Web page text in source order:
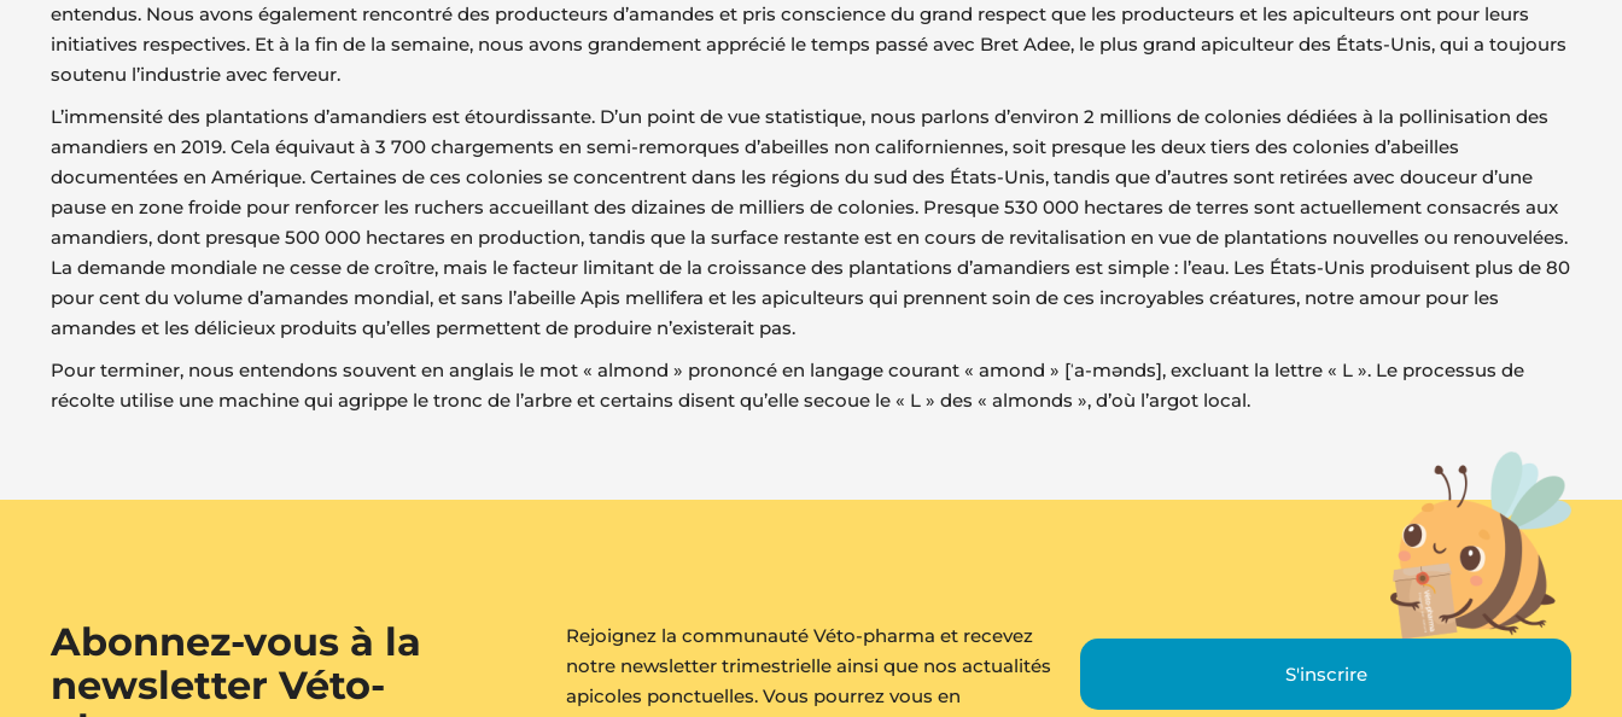
entendus. Nous avons également rencontré des producteurs d’amandes et pris conscience du grand respect que les producteurs et les apiculteurs ont pour leurs
initiatives respectives. Et à la fin de la semaine, nous avons grandement apprécié le temps passé avec Bret Adee, le plus grand apiculteur des États-Unis, qui a toujours
soutenu l’industrie avec ferveur.
L’immensité des plantations d’amandiers est étourdissante. D’un point de vue statistique, nous parlons d’environ 2 millions de colonies dédiées à la pollinisation des
amandiers en 2019. Cela équivaut à 3 700 chargements en semi-remorques d’abeilles non californiennes, soit presque les deux tiers des colonies d’abeilles
documentées en Amérique. Certaines de ces colonies se concentrent dans les régions du sud des États-Unis, tandis que d’autres sont retirées avec douceur d’une
pause en zone froide pour renforcer les ruchers accueillant des dizaines de milliers de colonies. Presque 530 000 hectares de terres sont actuellement consacrés aux
amandiers, dont presque 500 000 hectares en production, tandis que la surface restante est en cours de revitalisation en vue de plantations nouvelles ou renouvelées.
La demande mondiale ne cesse de croître, mais le facteur limitant de la croissance des plantations d’amandiers est simple : l’eau. Les États-Unis produisent plus de 80
pour cent du volume d’amandes mondial, et sans l’abeille Apis mellifera et les apiculteurs qui prennent soin de ces incroyables créatures, notre amour pour les
amandes et les délicieux produits qu’elles permettent de produire n’existerait pas.
Pour terminer, nous entendons souvent en anglais le mot « almond » prononcé en langage courant « amond » [ˈa-mənds], excluant la lettre « L ». Le processus de
récolte utilise une machine qui agrippe le tronc de l’arbre et certains disent qu’elle secoue le « L » des « almonds », d’où l’argot local.
Abonnez-vous à la
newsletter Véto-
Rejoignez la communauté Véto-pharma et recevez
notre newsletter trimestrielle ainsi que nos actualités
apicoles ponctuelles. Vous pourrez vous en
S'inscrire